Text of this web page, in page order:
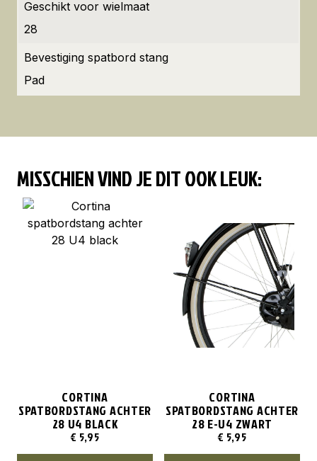
Geschikt voor wielmaat
28
Bevestiging spatbord stang
Pad
MISSCHIEN VIND JE DIT OOK LEUK:
CORTINA
SPATBORDSTANG ACHTER
28 U4 BLACK
€ 5,95
CORTINA
SPATBORDSTANG ACHTER
28 E-U4 ZWART
€ 5,95